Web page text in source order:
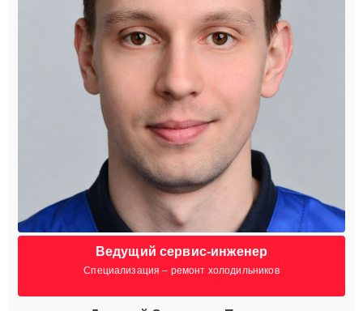
Ведущий сервис-инженер
Специализация – ремонт холодильников